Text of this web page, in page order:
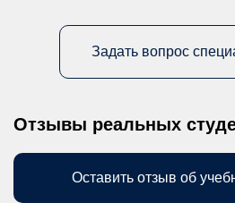
Задать вопрос
Отзывы реальных
Оставить отзыв об